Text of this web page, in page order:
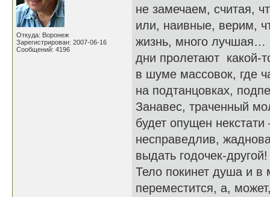
Откуда: Воронеж
Зарегистрирован: 2007-06-16
Сообщений: 4196
не замечаем, считая,
или, наивные, верим,
жизнь, много
дни пролетают какой-
в шуме массовок, где
на подтанцовках,
Занавес, траченный
будет опущен
несправедлив,
выдать годочек-
Тело покинет душа и в
переместится, а,